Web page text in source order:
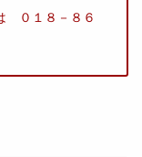
０１８－８６